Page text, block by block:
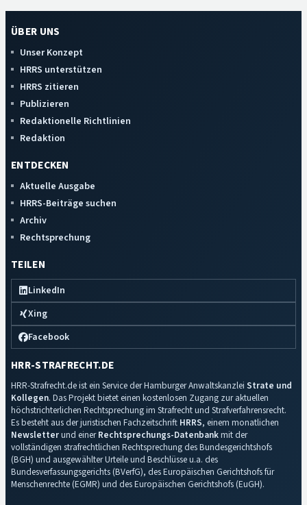
ÜBER UNS
Unser Konzept
HRRS unterstützen
HRRS zitieren
Publizieren
Redaktionelle Richtlinien
Redaktion
ENTDECKEN
Aktuelle Ausgabe
HRRS-Beiträge suchen
Archiv
Rechtsprechung
TEILEN
LinkedIn
Xing
Facebook
HRR-STRAFRECHT.DE
HRR-Strafrecht.de ist ein Service der Hamburger Anwaltskanzlei Strate und
Kollegen. Das Projekt bietet einen kostenlosen Zugang zur aktuellen
höchstrichterlichen Rechtsprechung im Strafrecht und Strafverfahrensrecht.
Es besteht aus der juristischen Fachzeitschrift HRRS, einem monatlichen
Newsletterund einerRechtsprechungs-Datenbankmit der
vollständigen strafrechtlichen Rechtsprechung des Bundesgerichtshofs
(BGH) und ausgewählter Urteile und Beschlüsse u.a. des
Bundesverfassungsgerichts (BVerfG), des Europäischen Gerichtshofs für
Menschenrechte (EGMR) und des Europäischen Gerichtshofs (EuGH).